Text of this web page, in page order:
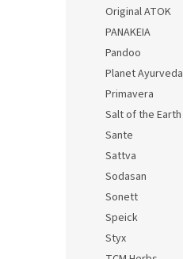
Original ATOK
PANAKEIA
Pandoo
Planet Ayurveda
Primavera
Salt of the Earth
Sante
Sattva
Sodasan
Sonett
Speick
Styx